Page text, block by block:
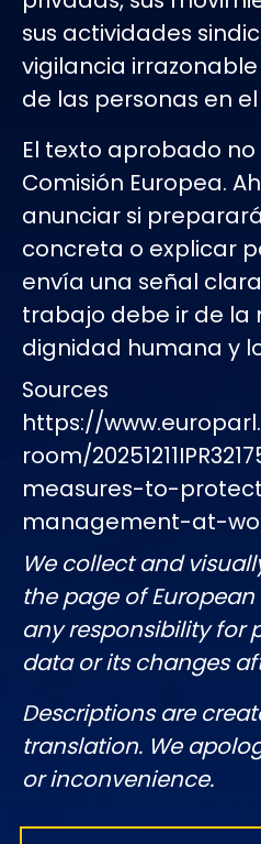
sus actividades
vigilancia
de las personas en
El texto aprobado
Comisión Europea.
anunciar si
concreta o explicar
envía una señal
trabajo debe ir de la
dignidad humana y
Sources
https://
room/
measures-to-
management-at-
We collect and
the page of
any responsibility for
data or its changes
Descriptions are
translation. We
or inconvenience.